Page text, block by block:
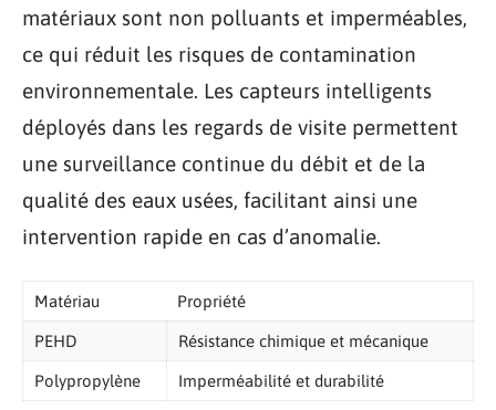
matériaux sont non polluants et imperméables,
ce qui réduit les risques de contamination
environnementale. Les capteurs intelligents
déployés dans les regards de visite permettent
une surveillance continue du débit et de la
qualité des eaux usées, facilitant ainsi une
intervention rapide en cas d’anomalie.
Matériau Propriété
PEHD Résistance chimique et mécanique
Polypropylène Imperméabilité et durabilité